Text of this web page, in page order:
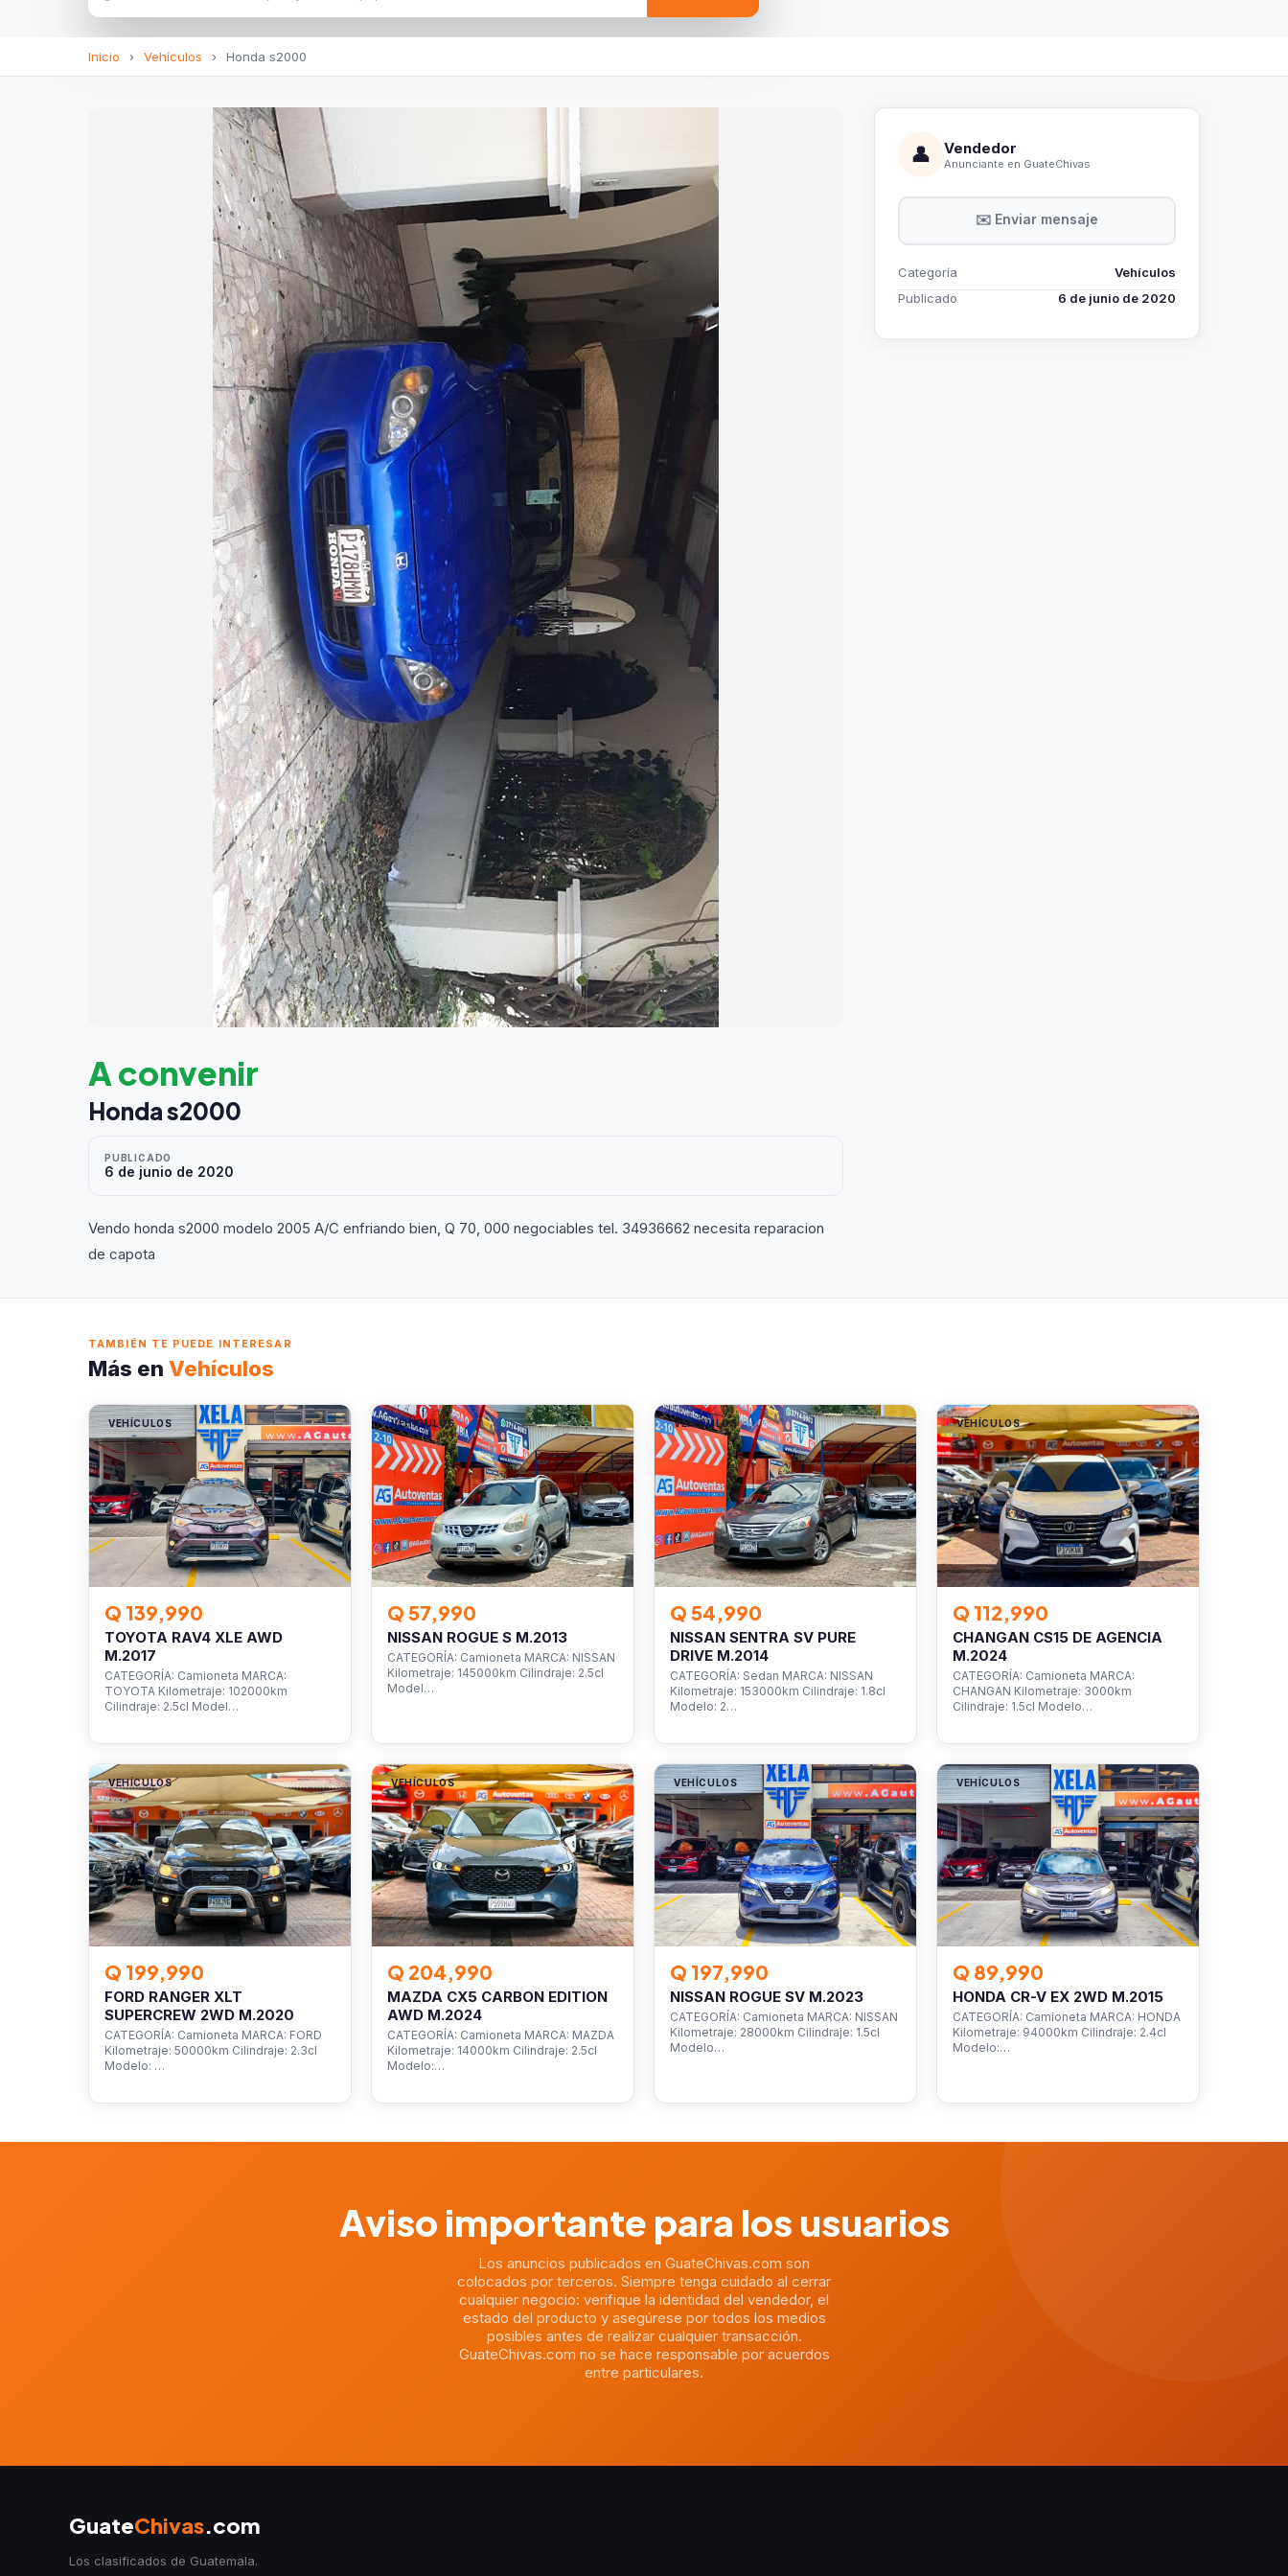
Inicio › Vehículos › Honda s2000
A convenir
Honda s2000
PUBLICADO
6 de junio de 2020
Vendo honda s2000 modelo 2005 A/C enfriando bien, Q 70, 000 negociables tel. 34936662 necesita reparacion
de capota
👤 Vendedor
Anunciante en GuateChivas
✉️ Enviar mensaje
Categoría
Vehículos
Publicado
6 de junio de 2020
TAMBIÉN TE PUEDE INTERESAR
Más en Vehículos
VEHÍCULOS
Q 139,990
TOYOTA RAV4 XLE AWD
M.2017
CATEGORÍA: Camioneta MARCA:
TOYOTA Kilometraje: 102000km
Cilindraje: 2.5cl Model…
VEHÍCULOS
Q 57,990
NISSAN ROGUE S M.2013
CATEGORÍA: Camioneta MARCA: NISSAN
Kilometraje: 145000km Cilindraje: 2.5cl
Model…
VEHÍCULOS
Q 54,990
NISSAN SENTRA SV PURE
DRIVE M.2014
CATEGORÍA: Sedan MARCA: NISSAN
Kilometraje: 153000km Cilindraje: 1.8cl
Modelo: 2…
VEHÍCULOS
Q 112,990
CHANGAN CS15 DE AGENCIA
M.2024
CATEGORÍA: Camioneta MARCA:
CHANGAN Kilometraje: 3000km
Cilindraje: 1.5cl Modelo…
VEHÍCULOS
Q 199,990
FORD RANGER XLT
SUPERCREW 2WD M.2020
CATEGORÍA: Camioneta MARCA: FORD
Kilometraje: 50000km Cilindraje: 2.3cl
Modelo: …
VEHÍCULOS
Q 204,990
MAZDA CX5 CARBON EDITION
AWD M.2024
CATEGORÍA: Camioneta MARCA: MAZDA
Kilometraje: 14000km Cilindraje: 2.5cl
Modelo:…
VEHÍCULOS
Q 197,990
NISSAN ROGUE SV M.2023
CATEGORÍA: Camioneta MARCA: NISSAN
Kilometraje: 28000km Cilindraje: 1.5cl
Modelo…
VEHÍCULOS
Q 89,990
HONDA CR-V EX 2WD M.2015
CATEGORÍA: Camioneta MARCA: HONDA
Kilometraje: 94000km Cilindraje: 2.4cl
Modelo:…
Aviso importante para los usuarios
Los anuncios publicados en GuateChivas.com son
colocados por terceros. Siempre tenga cuidado al cerrar
cualquier negocio: verifique la identidad del vendedor, el
estado del producto y asegúrese por todos los medios
posibles antes de realizar cualquier transacción.
GuateChivas.com no se hace responsable por acuerdos
entre particulares.
GuateChivas.com
Los clasificados de Guatemala.